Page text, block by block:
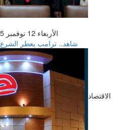
الأربعاء 12 نوفمبر 2025 04:09 مساءً
شاهد.. ترامب يعطر
الاقتصاد